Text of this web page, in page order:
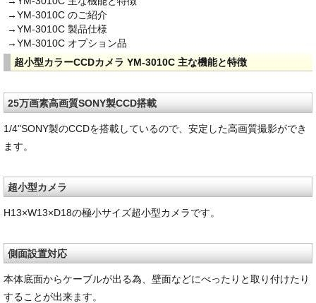
→YM-3010C のご紹介
→YM-3010C 製品仕様
→YM-3010C オプション品
超小型カラーCCDカメラ YM-3010C 主な機能と特徴
25万画素高画質SONY製CCD搭載
1/4"SONY製のCCDを搭載しているので、安定した高画質撮影ができ
ます。
超小型カメラ
H13×W13×D18の極小サイズ超小型カメラです。
側面設置対応
本体底面からケーブルが出る為、壁面などにべったりと取り付けたり
することが出来ます。